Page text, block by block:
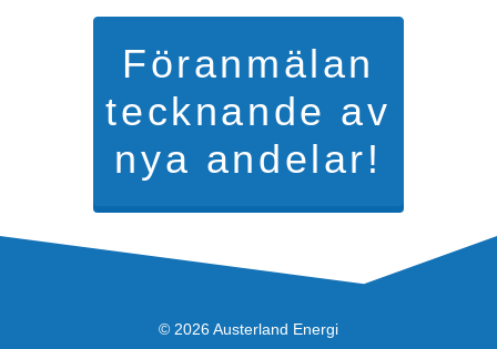
Föranmälan
tecknande av
nya andelar!
© 2026 Austerland Energi